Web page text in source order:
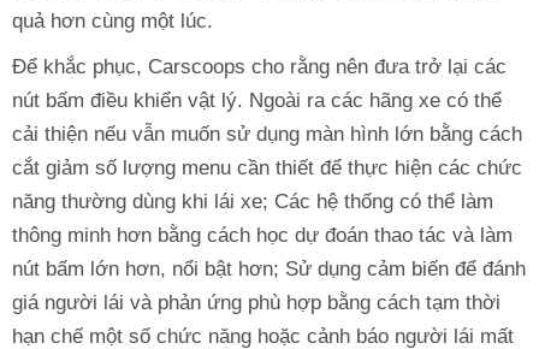
quả hơn cùng một lúc.
Để khắc phục, Carscoops cho rằng nên đưa trở lại các
nút bấm điều khiển vật lý. Ngoài ra các hãng xe có thể
cải thiện nếu vẫn muốn sử dụng màn hình lớn bằng cách
cắt giảm số lượng menu cần thiết để thực hiện các chức
năng thường dùng khi lái xe; Các hệ thống có thể làm
thông minh hơn bằng cách học dự đoán thao tác và làm
nút bấm lớn hơn, nổi bật hơn; Sử dụng cảm biến để đánh
giá người lái và phản ứng phù hợp bằng cách tạm thời
hạn chế một số chức năng hoặc cảnh báo người lái mất